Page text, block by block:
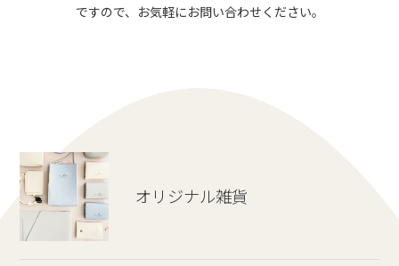
ですので、お気軽にお問い合わせください。
オリジナル雑貨